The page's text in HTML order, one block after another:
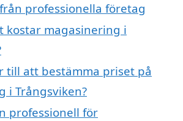
professionella företag
kostar magasinering i
till att bestämma priset på
i Trångsviken?
professionell för